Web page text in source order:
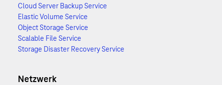
Cloud Server Backup Service
Elastic Volume Service
Object Storage Service
Scalable File Service
Storage Disaster Recovery Service
Netzwerk